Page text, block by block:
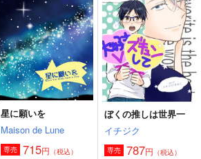
Mellow Rain
1,415円（税込）
ヴィクトル×勝生勇利
サンプル
作品詳細
気分次第
787円（税込）
ヴィクトル×勝生勇利
サンプル
作品詳細
星に願いを
Maison de Lune
専売 715円 （税込）
ぼくの推しは世界一
イチジク
専売 787円 （税込）